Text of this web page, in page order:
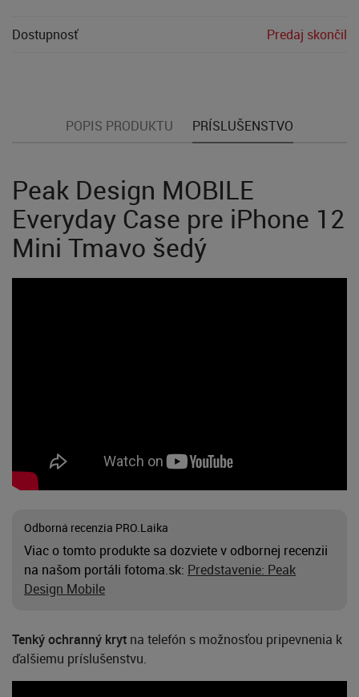
Dostupnosť Predaj skončil
POPIS PRODUKTU PRÍSLUŠENSTVO
Peak Design MOBILE
Everyday Case pre iPhone 12
Mini Tmavo šedý
Odborná recenzia PRO.Laika
Viac o tomto produkte sa dozviete v odbornej recenzii
na našom portáli fotoma.sk: Predstavenie: Peak
Design Mobile
Tenký ochranný kryt na telefón s možnosťou pripevnenia k
ďalšiemu príslušenstvu.